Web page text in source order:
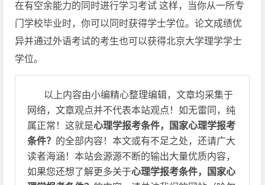
在有空余能力的同时进行学习考试 这样，当你从一所专
门学校毕业时，你可以同时获得学士学位。论文成绩优
异并通过外语考试的考生也可以获得北京大学理学学士
学位。
以上内容由小编精心整理编辑，文章均采集于
网络，文章观点并不代表本站观点！如无雷同，纯
属正常！这就是心理学报考条件，国家心理学报考
条件？ 的全部内容！本文或有不足之处，还请广大
读者海涵！本站会源源不断的输出大量优质内容，
如果您还想了解更多关于心理学报考条件，国家心